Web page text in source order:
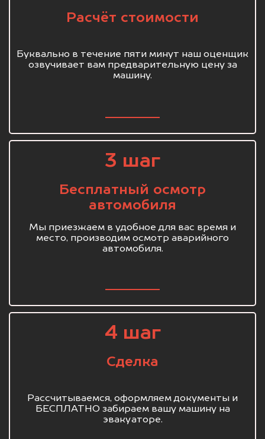
Расчёт стоимости
Буквально в течение пяти минут наш оценщик
озвучивает вам предварительную цену за
машину.
3 шаг
Бесплатный осмотр
автомобиля
Мы приезжаем в удобное для вас время и
место, производим осмотр аварийного
автомобиля.
4 шаг
Сделка
Рассчитываемся, оформляем документы и
БЕСПЛАТНО забираем вашу машину на
эвакуаторе.